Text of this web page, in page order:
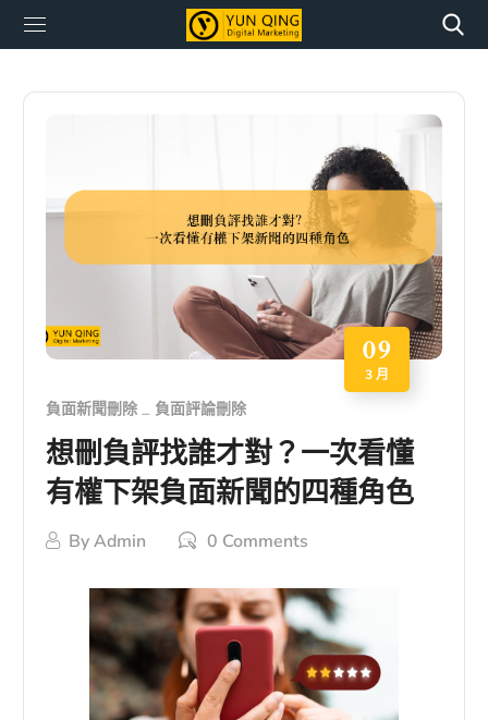
09
3 月
負面新聞刪除 負面評論刪除
想刪負評找誰才對？一次看懂
有權下架負面新聞的四種角色
ByAdmin 0 Comments